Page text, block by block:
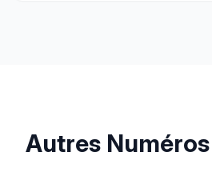
Autres